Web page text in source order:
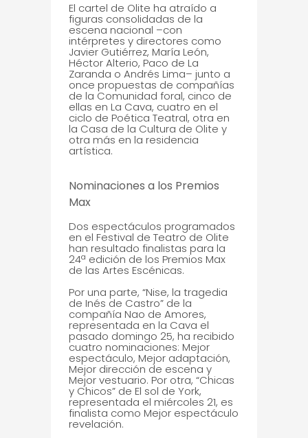
El cartel de Olite ha atraído a
figuras consolidadas de la
escena nacional –con
intérpretes y directores como
Javier Gutiérrez, María León,
Héctor Alterio, Paco de La
Zaranda o Andrés Lima– junto a
once propuestas de compañías
de la Comunidad foral, cinco de
ellas en La Cava, cuatro en el
ciclo de Poética Teatral, otra en
la Casa de la Cultura de Olite y
otra más en la residencia
artística.
Nominaciones a los Premios
Max
Dos espectáculos programados
en el Festival de Teatro de Olite
han resultado finalistas para la
24ª edición de los Premios Max
de las Artes Escénicas.
Por una parte, “Nise, la tragedia
de Inés de Castro” de la
compañía Nao de Amores,
representada en la Cava el
pasado domingo 25, ha recibido
cuatro nominaciones: Mejor
espectáculo, Mejor adaptación,
Mejor dirección de escena y
Mejor vestuario. Por otra, “Chicas
y Chicos” de El sol de York,
representada el miércoles 21, es
finalista como Mejor espectáculo
revelación.